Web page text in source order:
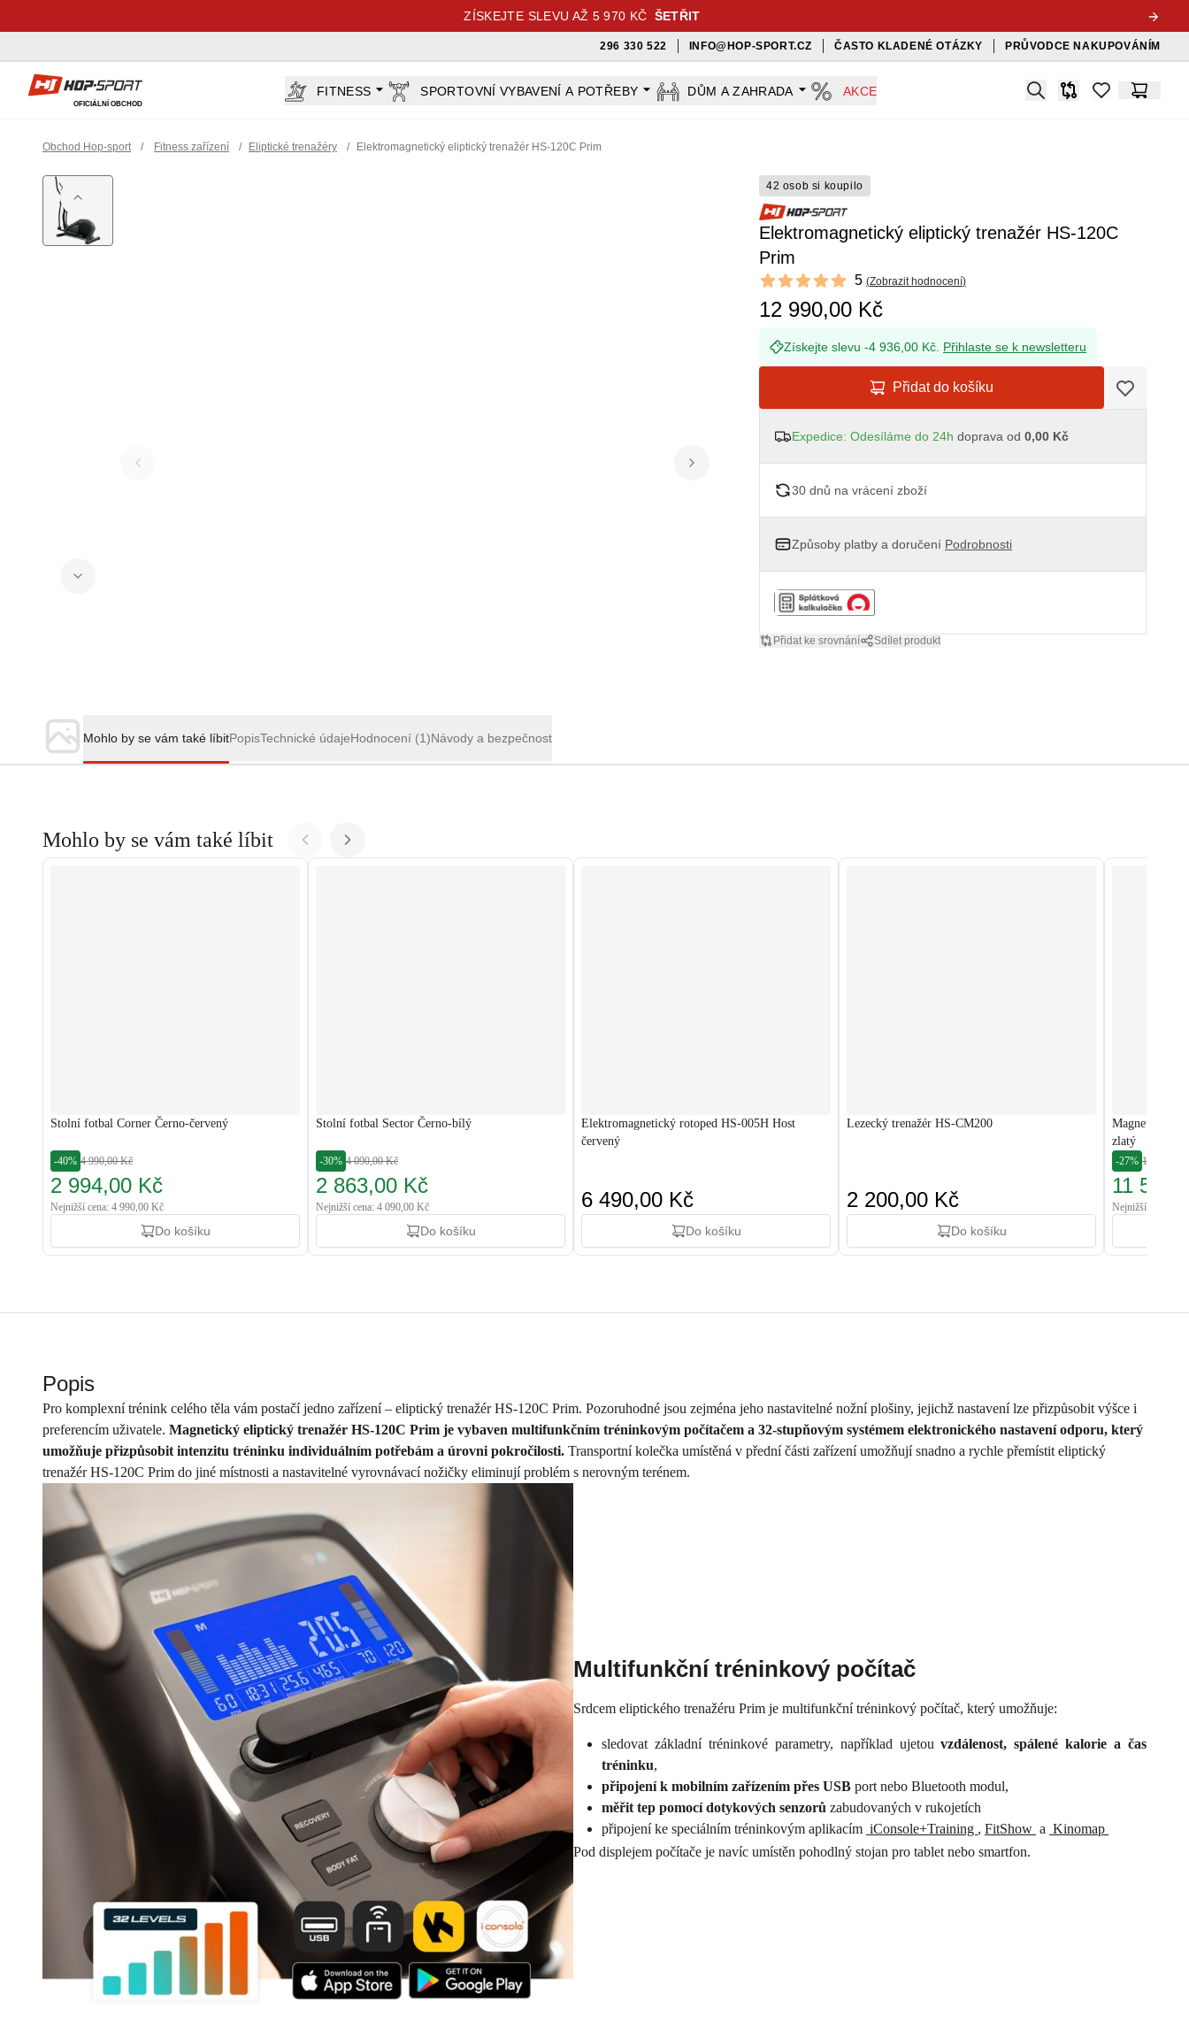
ZÍSKEJTE SLEVU AŽ 5 970 KČ ŠETŘIT
296 330 522 INFO@HOP-SPORT.CZ ČASTO KLADENÉ OTÁZKY PRŮVODCE NAKUPOVÁNÍM
Hop-Sport.cz
OFICIÁLNÍ OBCHOD
FITNESS SPORTOVNÍ VYBAVENÍ A POTŘEBY DŮM A ZAHRADA AKCE Search
Srovnávačitems inKošík
Obchod Hop-sport / Fitness zařízení / Eliptické trenažéry / Elektromagnetický eliptický trenažér HS-120C Prim
42 osob si koupilo
Elektromagnetický eliptický trenažér HS-120C
Prim
Reviews
5 out of 5 stars 5 (Zobrazit hodnocení)
12 990,00 Kč
Získejte slevu -4 936,00 Kč. Přihlaste se k newsletteru
Přidat do košíku
Expedice: Odesíláme do 24h doprava od 0,00 Kč
30 dnů na vrácení zboží
Způsoby platby a doručení Podrobnosti
Přidat ke srovnání Sdílet produkt
Mohlo by se vám také líbitPopisTechnické údajeHodnocení (1)Návody a bezpečnost
Mohlo by se vám také líbit
Stolní fotbal Corner Černo-červený
-40% 4 990,00 Kč
2 994,00 Kč
Nejnižší cena: 4 990,00 Kč
Do košíku
Stolní fotbal Sector Černo-bílý
-30% 4 090,00 Kč
2 863,00 Kč
Nejnižší cena: 4 090,00 Kč
Do košíku
Elektromagnetický rotoped HS-005H Host
červený
6 490,00 Kč
Do košíku
Lezecký trenažér HS-CM200
2 200,00 Kč
Do košíku
Magnetický
zlatý
-27% 15 900,00
11
Nejnižší cena: 15
Popis
Pro komplexní trénink celého těla vám postačí jedno zařízení – eliptický trenažér HS-120C Prim. Pozoruhodné jsou zejména jeho nastavitelné nožní plošiny, jejichž nastavení lze přizpůsobit výšce i
preferencím uživatele. Magnetický eliptický trenažér HS-120C Prim je vybaven multifunkčním tréninkovým počítačem a 32-stupňovým systémem elektronického nastavení odporu, který
umožňuje přizpůsobit intenzitu tréninku individuálním potřebám a úrovni pokročilosti. Transportní kolečka umístěná v přední části zařízení umožňují snadno a rychle přemístit eliptický
trenažér HS-120C Prim do jiné místnosti a nastavitelné vyrovnávací nožičky eliminují problém s nerovným terénem.
Multifunkční tréninkový počítač
Srdcem eliptického trenažéru Prim je multifunkční tréninkový počítač, který umožňuje:
sledovat základní tréninkové parametry, například ujetouvzdálenost, spálené kalorie a čas
tréninku,
připojení k mobilním zařízením přes USB port nebo Bluetooth modul,
měřit tep pomocí dotykových senzorů zabudovaných v rukojetích
připojení ke speciálním tréninkovým aplikacím iConsole+Training , FitShow a Kinomap
Pod displejem počítače je navíc umístěn pohodlný stojan pro tablet nebo smartfon.